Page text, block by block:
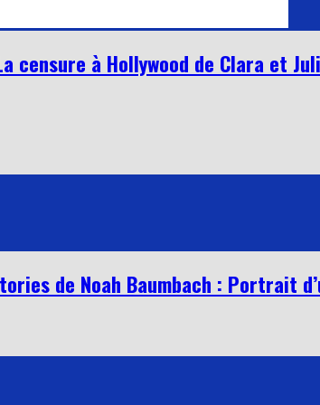
censure à Hollywood de Clara et
de Noah Baumbach : Portrait